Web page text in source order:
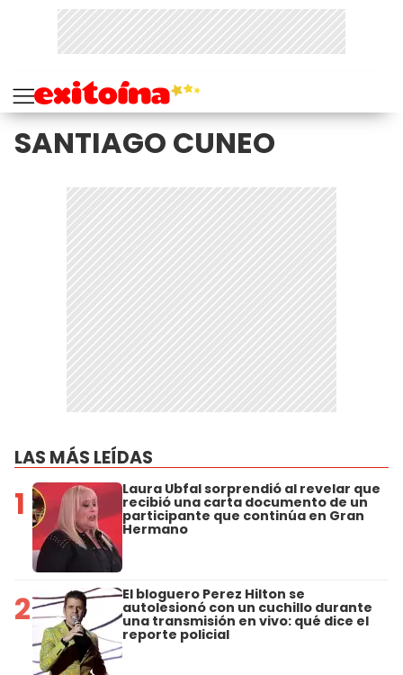
SANTIAGO CUNEO
LAS MÁS LEÍDAS
1 Laura Ubfal sorprendió al revelar que
recibió una carta documento de un
participante que continúa en Gran
Hermano
2 El bloguero Perez Hilton se
autolesionó con un cuchillo durante
una transmisión en vivo: qué dice el
reporte policial